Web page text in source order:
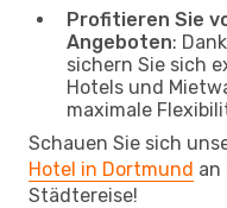
Profitieren Sie
Angeboten:
sichern Sie sich
Hotels und
maximale
Schauen Sie sich
Hotel in Dortmund an
Städtereise!